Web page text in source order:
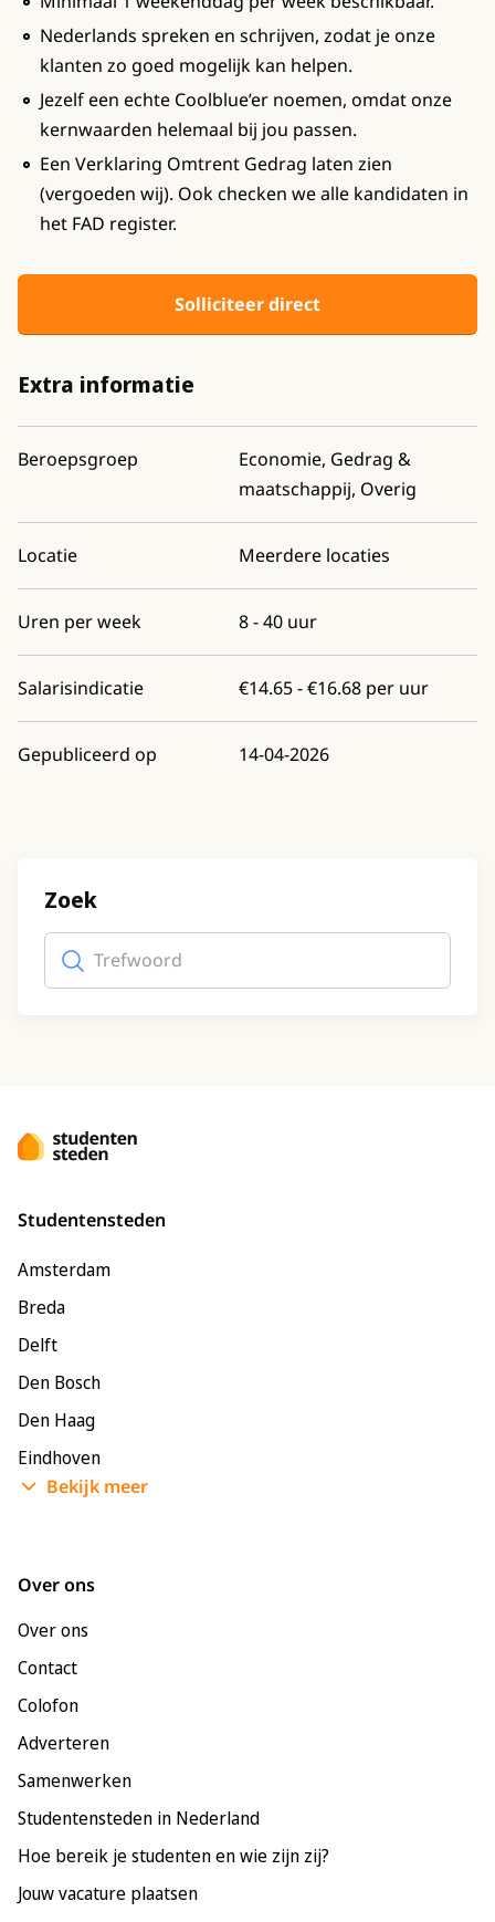
Nederlands spreken en schrijven, zodat je onze
klanten zo goed mogelijk kan helpen.
Jezelf een echte Coolblue’er noemen, omdat onze
kernwaarden helemaal bij jou passen.
Een Verklaring Omtrent Gedrag laten zien
(vergoeden wij). Ook checken we alle kandidaten in
het FAD register.
Solliciteer direct
Extra informatie
Beroepsgroep
Economie, Gedrag &
maatschappij, Overig
Locatie Meerdere locaties
Uren per week 8 - 40 uur
Salarisindicatie €14.65 - €16.68 per uur
Gepubliceerd op 14-04-2026
Zoek
Trefwoord
Studentensteden
Amsterdam
Breda
Delft
Den Bosch
Den Haag
Eindhoven
Enschede
Bekijk meer
Over ons
Over ons
Contact
Colofon
Adverteren
Samenwerken
Studentensteden in Nederland
Hoe bereik je studenten en wie zijn zij?
Jouw vacature plaatsen